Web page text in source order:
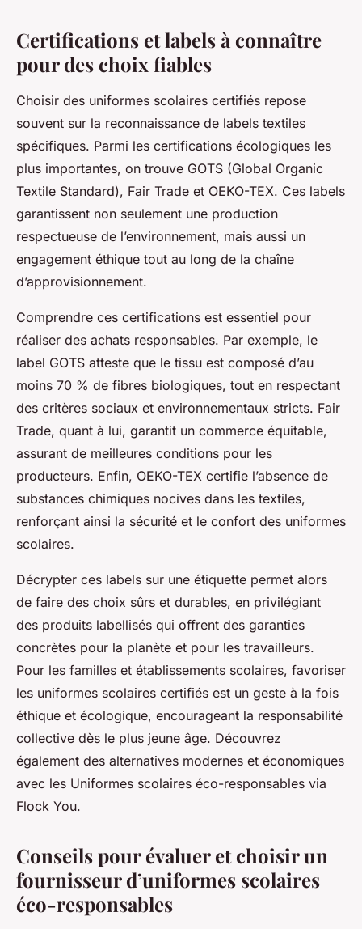
Certifications et labels à connaître
pour des choix fiables
Choisir des uniformes scolaires certifiés repose
souvent sur la reconnaissance de labels textiles
spécifiques. Parmi les certifications écologiques les
plus importantes, on trouve GOTS (Global Organic
Textile Standard), Fair Trade et OEKO-TEX. Ces labels
garantissent non seulement une production
respectueuse de l’environnement, mais aussi un
engagement éthique tout au long de la chaîne
d’approvisionnement.
Comprendre ces certifications est essentiel pour
réaliser des achats responsables. Par exemple, le
label GOTS atteste que le tissu est composé d’au
moins 70 % de fibres biologiques, tout en respectant
des critères sociaux et environnementaux stricts. Fair
Trade, quant à lui, garantit un commerce équitable,
assurant de meilleures conditions pour les
producteurs. Enfin, OEKO-TEX certifie l’absence de
substances chimiques nocives dans les textiles,
renforçant ainsi la sécurité et le confort des uniformes
scolaires.
Décrypter ces labels sur une étiquette permet alors
de faire des choix sûrs et durables, en privilégiant
des produits labellisés qui offrent des garanties
concrètes pour la planète et pour les travailleurs.
Pour les familles et établissements scolaires, favoriser
les uniformes scolaires certifiés est un geste à la fois
éthique et écologique, encourageant la responsabilité
collective dès le plus jeune âge. Découvrez
également des alternatives modernes et économiques
avec les Uniformes scolaires éco-responsables via
Flock You.
Conseils pour évaluer et choisir un
fournisseur d’uniformes scolaires
éco-responsables